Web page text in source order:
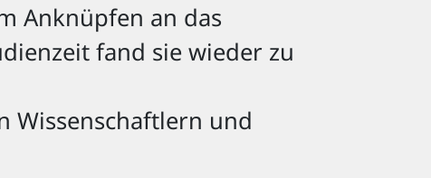
Anknüpfen an das
fand sie wieder zu
Wissenschaftlern und